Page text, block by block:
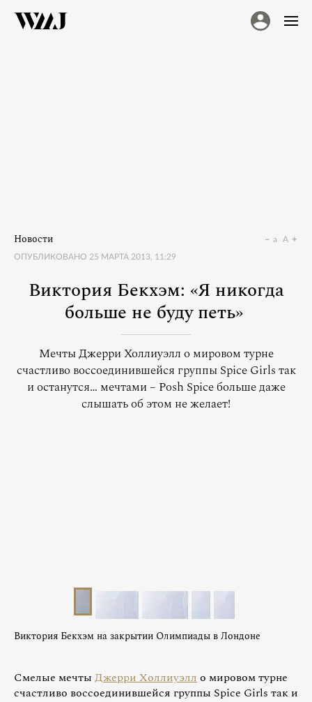
Новости
ОПУБЛИКОВАНО 25 МАРТА 2013, 11:29
a A
Виктория Бекхэм: «Я никогда
больше не буду петь»
Мечты Джерри Холлиуэлл о мировом турне
счастливо воссоединившейся группы Spice Girls так
и останутся… мечтами – Posh Spice больше даже
слышать об этом не желает!
Виктория Бекхэм на закрытии Олимпиады в Лондоне
Смелые мечты Джерри Холлиуэлло мировом турне
счастливо воссоединившейся группы Spice Girls так и